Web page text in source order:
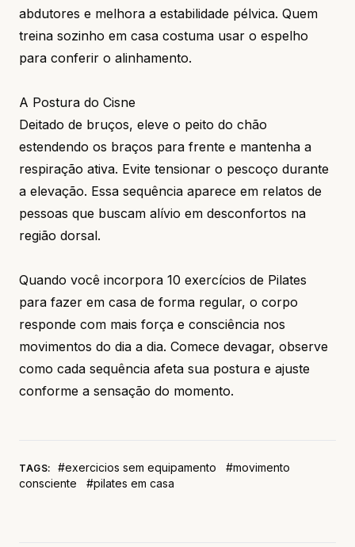
abdutores e melhora a estabilidade pélvica. Quem
treina sozinho em casa costuma usar o espelho
para conferir o alinhamento.
A Postura do Cisne
Deitado de bruços, eleve o peito do chão
estendendo os braços para frente e mantenha a
respiração ativa. Evite tensionar o pescoço durante
a elevação. Essa sequência aparece em relatos de
pessoas que buscam alívio em desconfortos na
região dorsal.
Quando você incorpora 10 exercícios de Pilates
para fazer em casa de forma regular, o corpo
responde com mais força e consciência nos
movimentos do dia a dia. Comece devagar, observe
como cada sequência afeta sua postura e ajuste
conforme a sensação do momento.
TAGS: #exercicios sem equipamento
#movimento
consciente
#pilates em casa